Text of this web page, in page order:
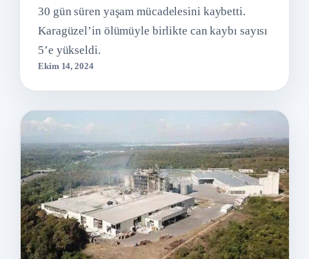
30 gün süren yaşam mücadelesini kaybetti.
Karagüzel’in ölümüyle birlikte can kaybı sayısı
5’e yükseldi.
Ekim 14, 2024